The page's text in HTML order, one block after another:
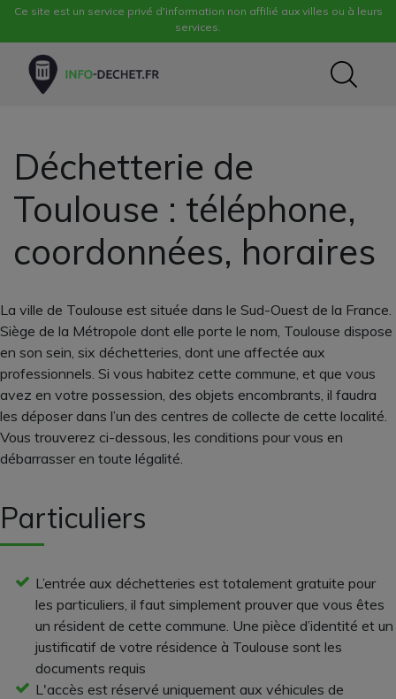
Ce site est un service privé d'information non affilié aux villes ou à leurs
services.
Déchetterie de
Toulouse : téléphone,
coordonnées, horaires
La ville de Toulouse est située dans le Sud-Ouest de la France.
Siège de la Métropole dont elle porte le nom, Toulouse dispose
en son sein, six déchetteries, dont une affectée aux
professionnels. Si vous habitez cette commune, et que vous
avez en votre possession, des objets encombrants, il faudra
les déposer dans l’un des centres de collecte de cette localité.
Vous trouverez ci-dessous, les conditions pour vous en
débarrasser en toute légalité.
Particuliers
L’entrée aux déchetteries est totalement gratuite pour
les particuliers, il faut simplement prouver que vous êtes
un résident de cette commune. Une pièce d’identité et un
justificatif de votre résidence à Toulouse sont les
documents requis
L'accès est réservé uniquement aux véhicules de